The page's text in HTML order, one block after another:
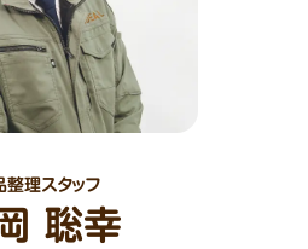
聡幸
整理スタッフ